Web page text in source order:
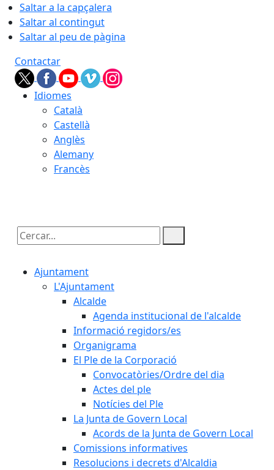
Saltar a la capçalera
Saltar al contingut
Saltar al peu de pàgina
Contactar
Idiomes
Català
Castellà
Anglès
Alemany
Francès
Cercar:
Ajuntament
L'Ajuntament
Alcalde
Agenda institucional de l'alcalde
Informació regidors/es
Organigrama
El Ple de la Corporació
Convocatòries/Ordre del dia
Actes del ple
Notícies del Ple
La Junta de Govern Local
Acords de la Junta de Govern Local
Comissions informatives
Resolucions i decrets d'Alcaldia